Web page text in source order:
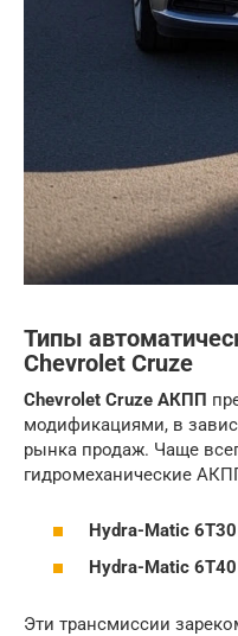
Типы
Chevrolet Cruze
Chevrolet Cruze АКПП
модификациями, в
рынка продаж. Чаще
гидромеханические
Hydra-Matic 6T30
Hydra-Matic 6T40
Эти трансмиссии